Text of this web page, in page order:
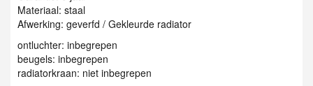
Materiaal: staal
Afwerking: geverfd / Gekleurde radiator
ontluchter: inbegrepen
beugels: inbegrepen
radiatorkraan: niet inbegrepen